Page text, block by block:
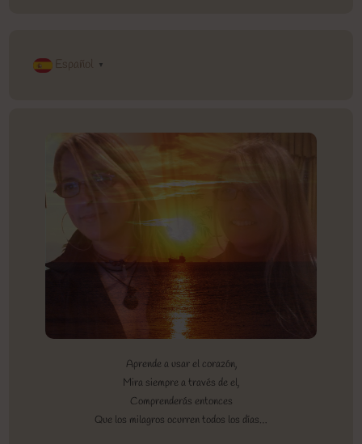
Español ▼
Aprende a usar el corazón,
Mira siempre a través de el,
Comprenderás entonces
Que los milagros ocurren todos los días…